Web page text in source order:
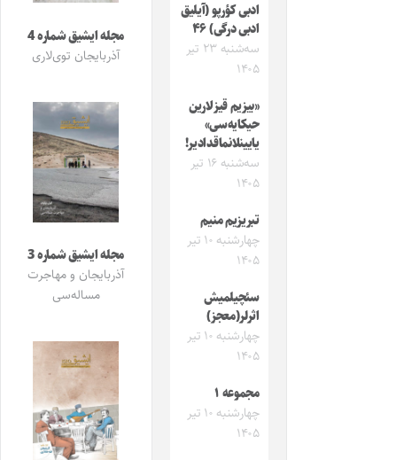
ادبی کؤرپو (آیلیق
ادبی درگی) ۴۶
سه‌شنبه ۲۳ تیر
۱۴۰۵
«بیزیم قیزلارین
حیکایه‌سی»
یایینلانماقدادیر!
سه‌شنبه ۱۶ تیر
۱۴۰۵
تبریزیم منیم
چهارشنبه ۱۰ تیر
۱۴۰۵
سئچیلمیش
اثرلر(معجز)
چهارشنبه ۱۰ تیر
۱۴۰۵
مجموعه ۱
چهارشنبه ۱۰ تیر
۱۴۰۵
مجله ایشیق شماره 4
آذربایجان توی‌لاری
مجله ایشیق شماره 3
آذربایجان و مهاجرت
مساله‌سی